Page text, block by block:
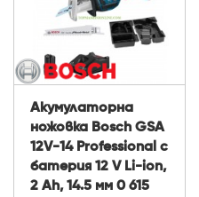
Акумулаторна
ножовка Bosch GSA
12V-14 Professional с
батерия 12 V Li-ion,
2 Ah, 14.5 мм 0 615